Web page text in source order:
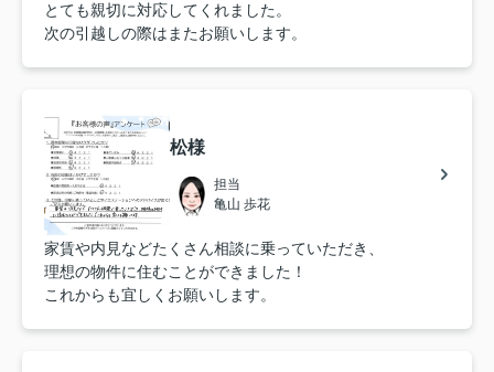
とても親切に対応してくれました。
次の引越しの際はまたお願いします。
松様
担当
亀山 歩花
家賃や内見などたくさん相談に乗っていただき、
理想の物件に住むことができました！
これからも宜しくお願いします。